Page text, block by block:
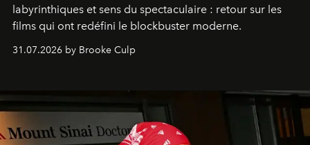
labyrinthiques et sens du spectaculaire : retour sur les
films qui ont redéfini le blockbuster moderne.
31.07.2026 by Brooke Culp